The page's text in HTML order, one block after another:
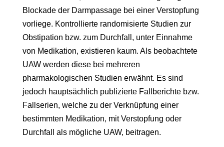
Blockade der Darmpassage bei einer Verstopfung
vorliege. Kontrollierte randomisierte Studien zur
Obstipation bzw. zum Durchfall, unter Einnahme
von Medikation, existieren kaum. Als beobachtete
UAW werden diese bei mehreren
pharmakologischen Studien erwähnt. Es sind
jedoch hauptsächlich publizierte Fallberichte bzw.
Fallserien, welche zu der Verknüpfung einer
bestimmten Medikation, mit Verstopfung oder
Durchfall als mögliche UAW, beitragen.